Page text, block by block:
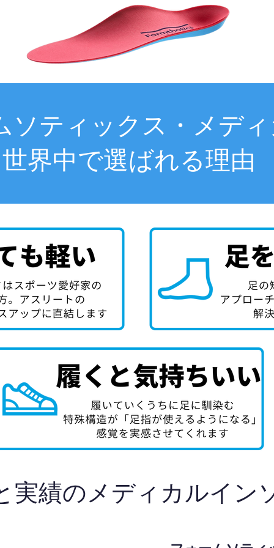
ソティックス・メデ
世界中で選ばれる理由
実績のメディカルイン